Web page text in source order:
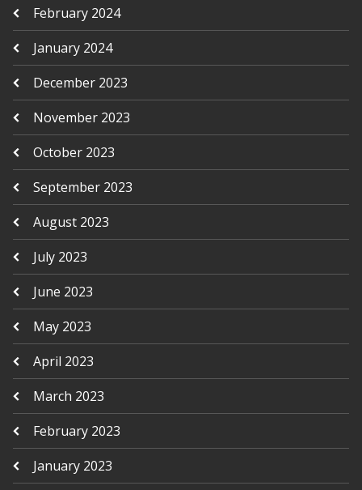
February 2024
January 2024
December 2023
November 2023
October 2023
September 2023
August 2023
July 2023
June 2023
May 2023
April 2023
March 2023
February 2023
January 2023